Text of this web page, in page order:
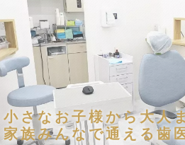
小さなお子様から大人
家族みんなで通える歯